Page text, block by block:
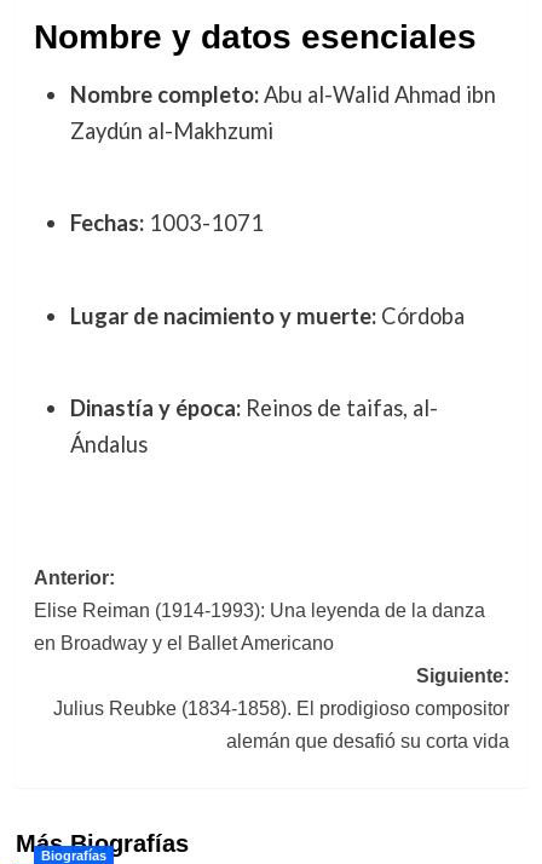
Nombre y datos esenciales
Nombre completo:Abu al-Walid Ahmad ibn
Zaydún al-Makhzumi
Fechas:1003-1071
Lugar de nacimiento y muerte:Córdoba
Dinastía y época:Reinos de taifas, al-
Ándalus
Navegación
de
entradas
Anterior:
Elise Reiman (1914-1993): Una leyenda de la danza
en Broadway y el Ballet Americano
Siguiente:
Julius Reubke (1834-1858). El prodigioso compositor
alemán que desafió su corta vida
Más Biografías
Biografías